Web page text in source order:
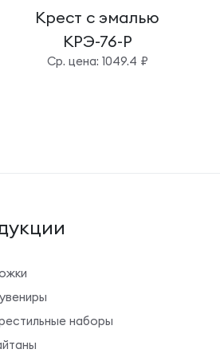
Крест с эмалью
КРЭ-76-Р
Cр. цена: 1049.4 ₽
наборы